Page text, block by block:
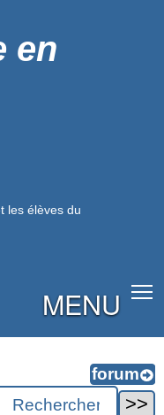
en
les élèves du
MENU